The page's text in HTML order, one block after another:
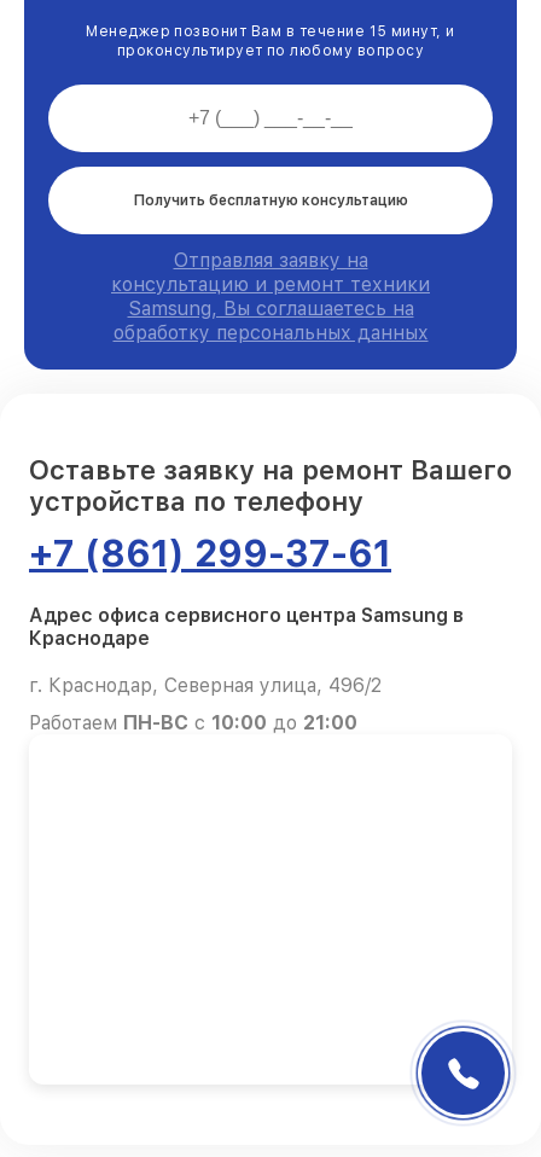
Менеджер позвонит Вам в течение 15 минут, и
проконсультирует по любому вопросу
Получить бесплатную консультацию
Отправляя заявку на
консультацию и ремонт техники
Samsung, Вы соглашаетесь на
обработку персональных данных
Оставьте заявку на ремонт Вашего
устройства по телефону
+7 (861) 299-37-61
Адрес офиса сервисного центра Samsung в
Краснодаре
г. Краснодар, Северная улица, 496/2
Работаем ПН-ВС с 10:00 до 21:00